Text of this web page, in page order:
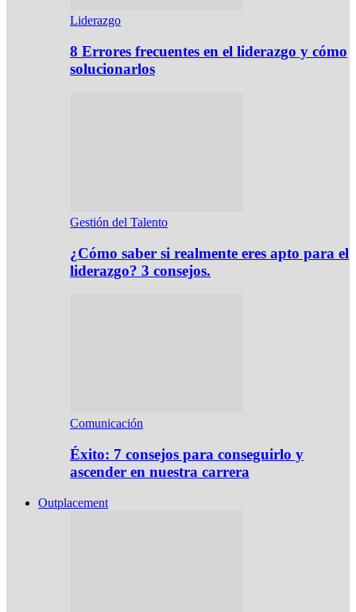
Liderazgo
8 Errores frecuentes en el liderazgo y cómo
solucionarlos
Gestión del Talento
¿Cómo saber si realmente eres apto para el
liderazgo? 3 consejos.
Comunicación
Éxito: 7 consejos para conseguirlo y
ascender en nuestra carrera
Outplacement